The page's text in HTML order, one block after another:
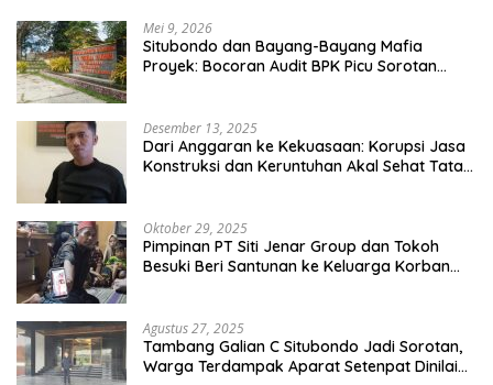
Mei 9, 2026
Situbondo dan Bayang-Bayang Mafia
Proyek: Bocoran Audit BPK Picu Sorotan
Desember 13, 2025
Dari Anggaran ke Kekuasaan: Korupsi Jasa
Konstruksi dan Keruntuhan Akal Sehat Tata
Oktober 29, 2025
Pimpinan PT Siti Jenar Group dan Tokoh
Besuki Beri Santunan ke Keluarga Korban
Agustus 27, 2025
Tambang Galian C Situbondo Jadi Sorotan,
Warga Terdampak Aparat Setenpat Dinilai